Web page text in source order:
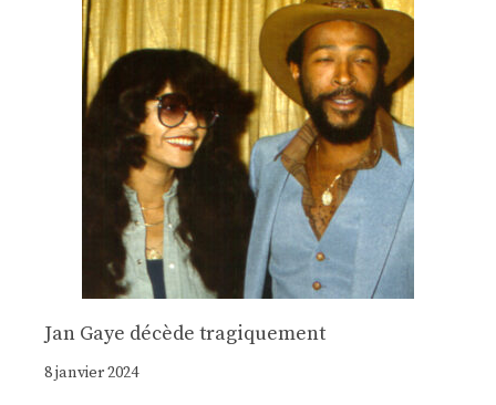
Jan Gaye décède tragiquement
8 janvier 2024